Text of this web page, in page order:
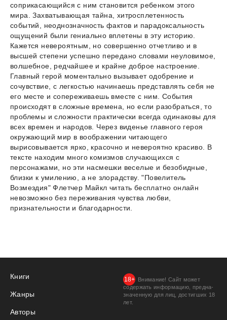
соприкасающийся с ним становится ребенком этого
мира. Захватывающая тайна, хитросплетенность
событий, неоднозначность фактов и парадоксальность
ощущений были гениально вплетены в эту историю.
Кажется невероятным, но совершенно отчетливо и в
высшей степени успешно передано словами неуловимое,
волшебное, редчайшее и крайне доброе настроение.
Главный герой моментально вызывает одобрение и
сочувствие, с легкостью начинаешь представлять себя не
его месте и сопереживаешь вместе с ним. События
происходят в сложные времена, но если разобраться, то
проблемы и сложности практически всегда одинаковы для
всех времен и народов. Через виденье главного героя
окружающий мир в воображении читающего
вырисовывается ярко, красочно и невероятно красиво. В
тексте находим много комизмов случающихся с
персонажами, но эти насмешки веселые и безобидные,
близки к умилению, а не злорадству. "Повелитель
Возмездия" Флетчер Майкл читать бесплатно онлайн
невозможно без переживания чувства любви,
признательности и благодарности.
Книги
Жанры
Авторы
Внимание! Сайт может
содержать информацию, предна­
значенную для лиц, дости­гших 18
лет.